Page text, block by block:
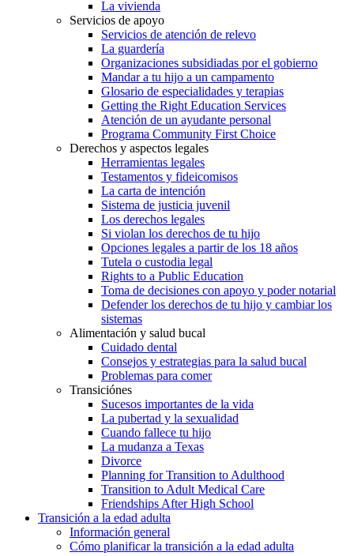
La vivienda
Servicios de apoyo
Servicios de atención de relevo
La guardería
Organizaciones subsidiadas por el gobierno
Mandar a tu hijo a un campamento
Glosario de especialidades y terapias
Getting the Right Education Services
Atención de un ayudante personal
Programa Community First Choice
Derechos y aspectos legales
Herramientas legales
Testamentos y fideicomisos
La carta de intención
Sistema de justicia juvenil
Los derechos legales
Si violan los derechos de tu hijo
Opciones legales a partir de los 18 años
Tutela o custodia legal
Rights to a Public Education
Toma de decisiones con apoyo y poder notarial
Defender los derechos de tu hijo y cambiar los
sistemas
Alimentación y salud bucal
Cuidado dental
Consejos y estrategias para la salud bucal
Problemas para comer
Transiciónes
Sucesos importantes de la vida
La pubertad y la sexualidad
Cuando fallece tu hijo
La mudanza a Texas
Divorce
Planning for Transition to Adulthood
Transition to Adult Medical Care
Friendships After High School
Transición a la edad adulta
Información general
Cómo planificar la transición a la edad adulta